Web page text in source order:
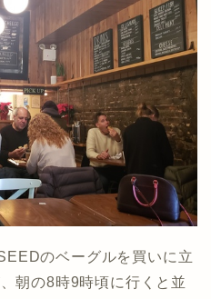
のベーグルを買いに立
朝の8時9時頃に行くと並